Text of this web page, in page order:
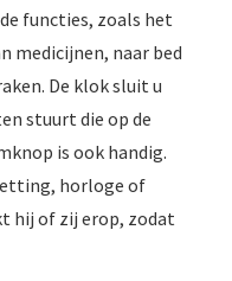
functies, zoals het
medicijnen, naar bed
De klok sluit u
stuurt die op de
is ook handig.
horloge of
hij of zij erop, zodat